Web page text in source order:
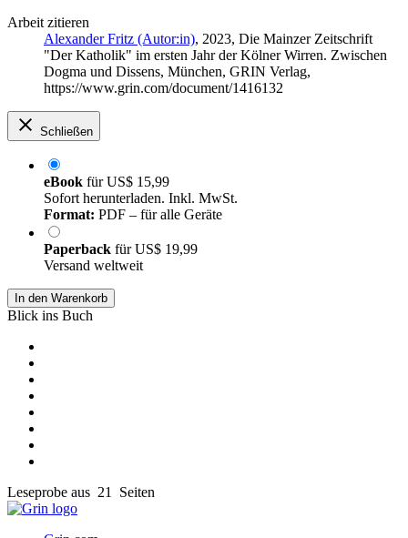
Arbeit zitieren
Alexander Fritz (Autor:in), 2023, Die Mainzer Zeitschrift
"Der Katholik" im ersten Jahr der Kölner Wirren. Zwischen
Dogma und Dissens, München, GRIN Verlag,
https://www.grin.com/document/1416132
Schließen
eBook fürUS$ 15,99
Sofort herunterladen. Inkl. MwSt.
Format: PDF – für alle Geräte
Paperback fürUS$ 19,99
Versand weltweit
In den Warenkorb
Blick ins Buch
Leseprobe aus 21 Seiten